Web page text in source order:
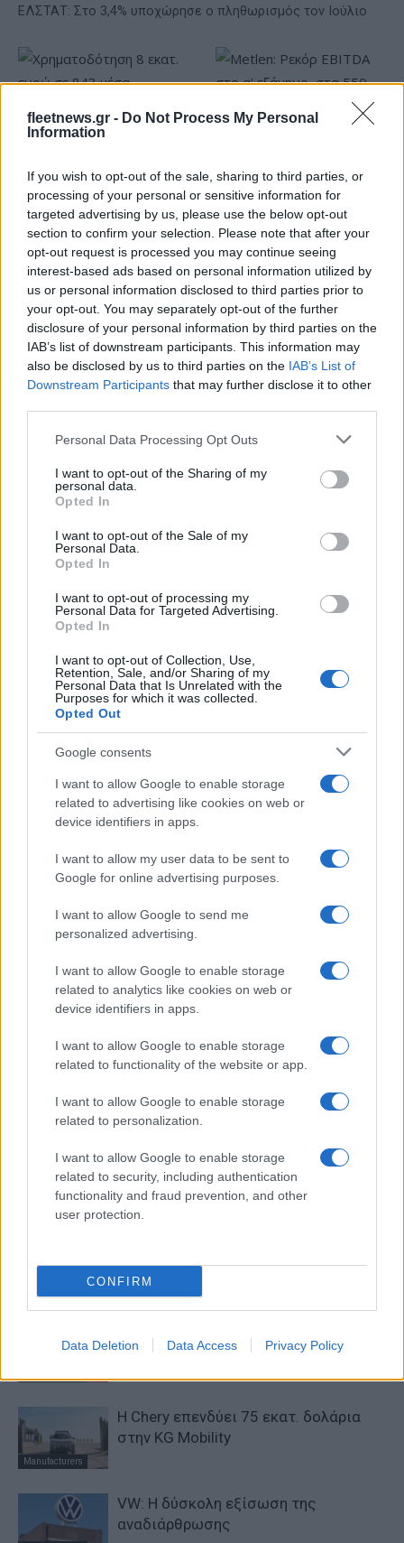
fleetnews.gr - Do Not Process My Personal
Information
If you wish to opt-out of the sale, sharing to third parties, or
processing of your personal or sensitive information for
targeted advertising by us, please use the below opt-out
section to confirm your selection. Please note that after your
opt-out request is processed you may continue seeing
interest-based ads based on personal information utilized by
us or personal information disclosed to third parties prior to
your opt-out. You may separately opt-out of the further
disclosure of your personal information by third parties on the
IAB’s list of downstream participants. This information may
also be disclosed by us to third parties on the IAB’s List of
Downstream Participants that may further disclose it to other
Please note that this website/app uses one or more Google
not limited to your visit or usage behaviour. You may click to
grant or deny consent to Google and its third-party tags to
use your data for below specified purposes in below Google
consent section.
Personal Data Processing Opt Outs
I want to opt-out of the Sharing of my
personal data.
Opted In
I want to opt-out of the Sale of my
Personal Data.
Opted In
I want to opt-out of processing my
Personal Data for Targeted Advertising.
Opted In
I want to opt-out of Collection, Use,
Retention, Sale, and/or Sharing of my
Personal Data that Is Unrelated with the
Purposes for which it was collected.
Opted Out
Google consents
I want to allow Google to enable storage
related to advertising like cookies on web or
device identifiers in apps.
I want to allow my user data to be sent to
Google for online advertising purposes.
I want to allow Google to send me
personalized advertising.
I want to allow Google to enable storage
related to analytics like cookies on web or
device identifiers in apps.
I want to allow Google to enable storage
related to functionality of the website or app.
I want to allow Google to enable storage
related to personalization.
I want to allow Google to enable storage
related to security, including authentication
functionality and fraud prevention, and other
user protection.
CONFIRM
Data Deletion Data Access Privacy Policy
ΕΛΣΤΑΤ: Στο 3,4% υποχώρησε ο πληθωρισμός τον Ιούλιο
Χρηματοδότηση 8 εκατ.
ευρώ σε 843 μέσα
ενημέρωσης- Ξεκίνησε το
πενταετές πρόγραμμα
ενίσχυσης του Τύπου
Metlen: Ρεκόρ EBITDA στο
α' εξάμηνο, στα 550 εκατ.
ευρώ – Καθαρά κέρδη 313
εκατ. ευρώ
Η Chery επενδύει 75 εκατ. δολάρια στην KG Mobility
Το FIAT 500 Hybrid τώρα
από 18.990 ευρώ
Ατρόμητος και Novibet
συνεχίζουν μαζί: Ανανέωση
18η συνεχόμενη χρονιά για τον ΟΤΕ στη διεθνή σειρά
δεικτών FTSE4Good
Alpha Bank: Για πρώτη φορά το Αρχαίο Θέατρο Επιδαύρου
ΕΤΙΚΕΤΕΣ Ferrari
Προηγούμενο άρθρο
Η Alliance Ventures επενδύει
Επόμενο άρθρο
οχήματα
ΠΕΡΙΣΣΟΤΕΡΑ ΑΠΟ ΤΟΝ ΔΗΜΙΟΥΡΓΟ
αυτοκινητοβιομηχανία
Manufacturers
Η Chery επενδύει 75 εκατ. δολάρια
στην KG Mobility
VW: Η δύσκολη εξίσωση της
αναδιάρθρωσης